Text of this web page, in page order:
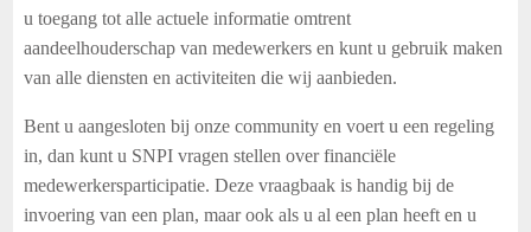
u toegang tot alle actuele informatie omtrent
aandeelhouderschap van medewerkers en kunt u gebruik maken
van alle diensten en activiteiten die wij aanbieden.
Bent u aangesloten bij onze community en voert u een regeling
in, dan kunt u SNPI vragen stellen over financiële
medewerkersparticipatie. Deze vraagbaak is handig bij de
invoering van een plan, maar ook als u al een plan heeft en u